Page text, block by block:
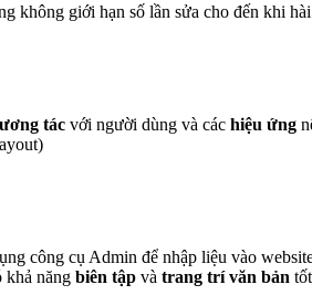
không giới hạn số lần sửa cho đến khi
tác với người dùng và các hiệu ứng
công cụ Admin để nhập liệu vào
khả năng biên tập và trang trí văn bản